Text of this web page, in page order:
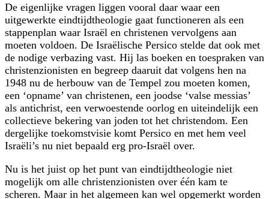
De eigenlijke vragen liggen vooral daar waar een
uitgewerkte eindtijdtheologie gaat functioneren als een
stappenplan waar Israël en christenen vervolgens aan
moeten voldoen. De Israëlische Persico stelde dat ook met
de nodige verbazing vast. Hij las boeken en toespraken van
christenzionisten en begreep daaruit dat volgens hen na
1948 nu de herbouw van de Tempel zou moeten komen,
een ‘opname’ van christenen, een joodse ‘valse messias’
als antichrist, een verwoestende oorlog en uiteindelijk een
collectieve bekering van joden tot het christendom. Een
dergelijke toekomstvisie komt Persico en met hem veel
Israëli’s nu niet bepaald erg pro-Israël over.
Nu is het juist op het punt van eindtijdtheologie niet
mogelijk om alle christenzionisten over één kam te
scheren. Maar in het algemeen kan wel opgemerkt worden